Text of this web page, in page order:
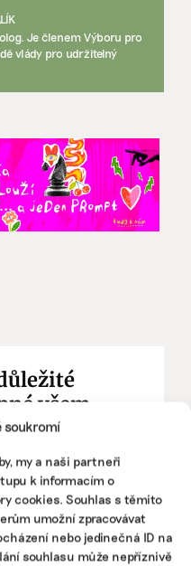
soukromí
my a naši partneři
k informacím o
cookies. Souhlas s těmito
umožní zpracovávat
nebo jedinečná ID na
souhlasu může nepříznivě
Je členem Výboru pro
vlády pro udržitelný
všem.
pustit do témat,